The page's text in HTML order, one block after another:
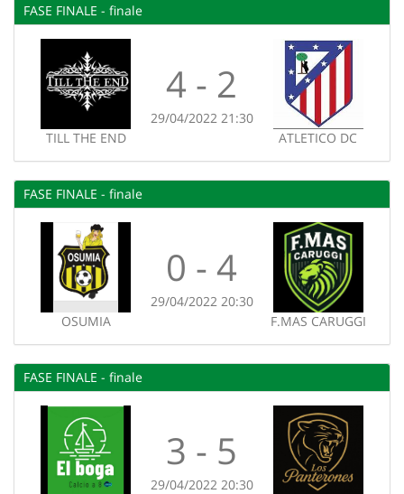
FASE FINALE - finale
TILL THE END
4 - 2
29/04/2022 21:30
ATLETICO DC
FASE FINALE - finale
OSUMIA
0 - 4
29/04/2022 20:30
F.MAS CARUGGI
FASE FINALE - finale
3 - 5
29/04/2022 20:30